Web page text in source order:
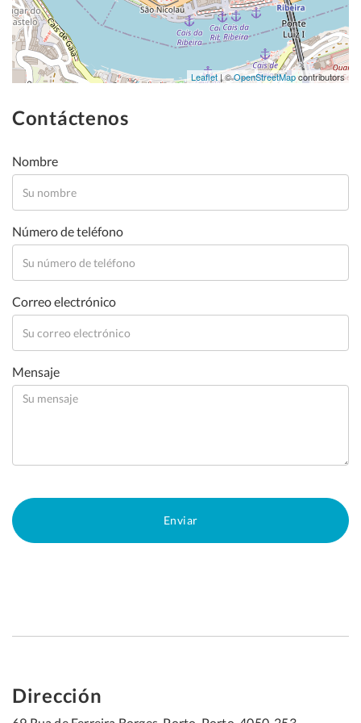
Leaflet| ©OpenStreetMapcontributors
Contáctenos
Nombre
Número de teléfono
Correo electrónico
Mensaje
Dirección